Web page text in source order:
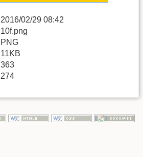
2016/02/29 08:42
10f.png
PNG
11KB
363
274